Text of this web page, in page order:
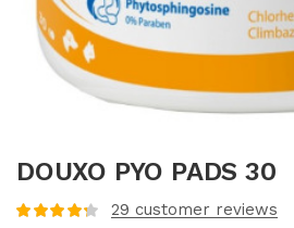
DOUXO PYO PADS 30
29 customer reviews